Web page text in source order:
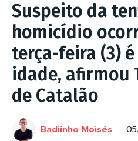
Suspeito da
homicídio
terça-feira (3)
idade, afirmou
de Catalão
Badiinho Moisés